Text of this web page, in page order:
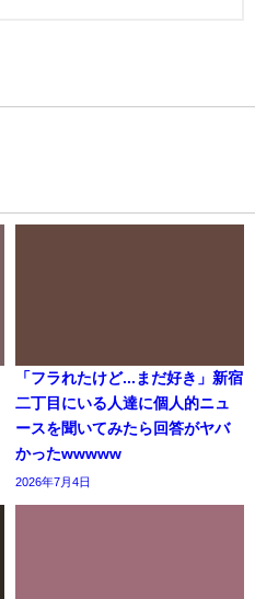
「フラれたけど...まだ好き」新宿
二丁目にいる人達に個人的ニュ
ースを聞いてみたら回答がヤバ
かったwwwww
2026年7月4日